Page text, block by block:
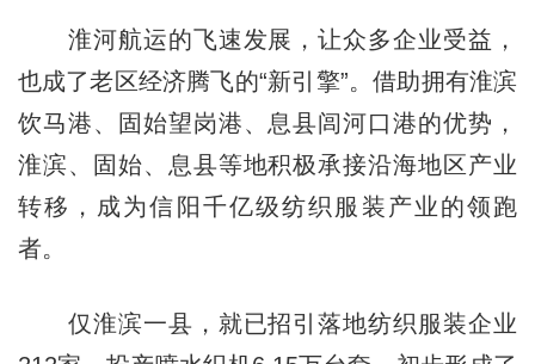
淮河航运的飞速发展，让众多企业受益，
也成了老区经济腾飞的“新引擎”。借助拥有淮滨
饮马港、固始望岗港、息县闾河口港的优势，
淮滨、固始、息县等地积极承接沿海地区产业
转移，成为信阳千亿级纺织服装产业的领跑
者。
仅淮滨一县，就已招引落地纺织服装企业